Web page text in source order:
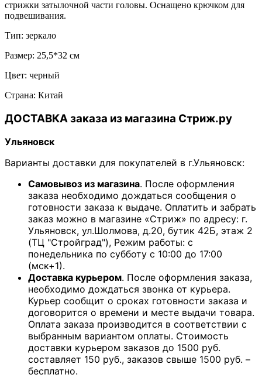
стрижки затылочной части головы. Оснащено крючком для
подвешивания.
Тип: зеркало
Размер: 25,5*32 см
Цвет: черный
Страна: Китай
ДОСТАВКА заказа из магазина Стриж.ру
Ульяновск
Варианты доставки для покупателей в г.Ульяновск:
Самовывоз из магазина. После оформления
заказа необходимо дождаться сообщения о
готовности заказа к выдаче. Оплатить и забрать
заказ можно в магазине «Стриж» по адресу: г.
Ульяновск, ул.Шолмова, д.20, бутик 42Б, этаж 2
(ТЦ "Стройград"), Режим работы: с
понедельника по субботу с 10:00 до 17:00
(мск+1).
Доставка курьером. После оформления заказа,
необходимо дождаться звонка от курьера.
Курьер сообщит о сроках готовности заказа и
договорится о времени и месте выдачи товара.
Оплата заказа производится в соответствии с
выбранным вариантом оплаты. Стоимость
доставки курьером заказов до 1500 руб.
составляет 150 руб., заказов свыше 1500 руб. –
бесплатно.